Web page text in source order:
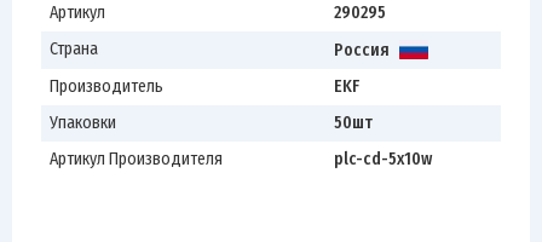
Артикул
290295
Страна
Россия
Производитель
EKF
Упаковки
50шт
Артикул Производителя
plc-cd-5x10w